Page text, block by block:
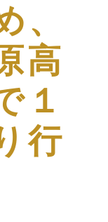
、
高
１
行